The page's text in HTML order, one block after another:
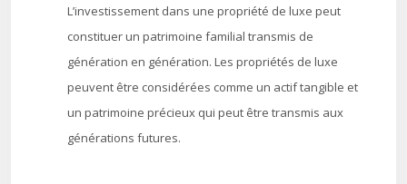
L’investissement dans une propriété de luxe peut
constituer un patrimoine familial transmis de
génération en génération. Les propriétés de luxe
peuvent être considérées comme un actif tangible et
un patrimoine précieux qui peut être transmis aux
générations futures.